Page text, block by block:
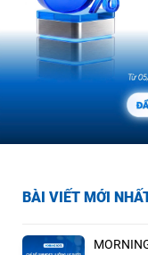
BÀI VIẾT MỚI